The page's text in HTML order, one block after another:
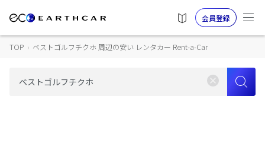
会員登録
TOP › ベストゴルフチクホ 周辺の安い レンタカー Rent-a-Car